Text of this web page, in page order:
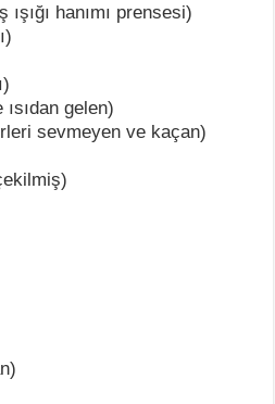
hanımı prensesi)
gelen)
sevmeyen ve kaçan)